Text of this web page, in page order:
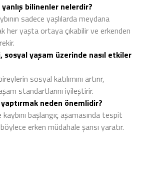
bilinenler nelerdir?
sadece yaşlılarda meydana
her yaşta ortaya çıkabilir ve erkenden
sosyal yaşam üzerinde nasıl etkiler
sosyal katılımını artırır,
standartlarını iyileştirir.
neden önemlidir?
başlangıç aşamasında tespit
erken müdahale şansı yaratır.